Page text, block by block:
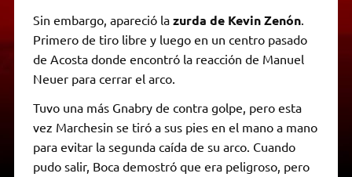
Sin embargo, apareció la zurda de Kevin Zenón.
Primero de tiro libre y luego en un centro pasado
de Acosta donde encontró la reacción de Manuel
Neuer para cerrar el arco.
Tuvo una más Gnabry de contra golpe, pero esta
vez Marchesin se tiró a sus pies en el mano a mano
para evitar la segunda caída de su arco. Cuando
pudo salir, Boca demostró que era peligroso, pero